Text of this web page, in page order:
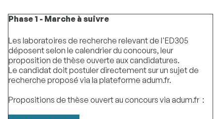
Phase 1 - Marche à suivre
Les laboratoires de recherche relevant de l'ED305
déposent selon le calendrier du concours, leur
proposition de thèse ouverte aux candidatures.
Le candidat doit postuler directement sur un sujet de
recherche proposé via la plateforme adum.fr.
Propositions de thèse ouvert au concours via adum.fr :